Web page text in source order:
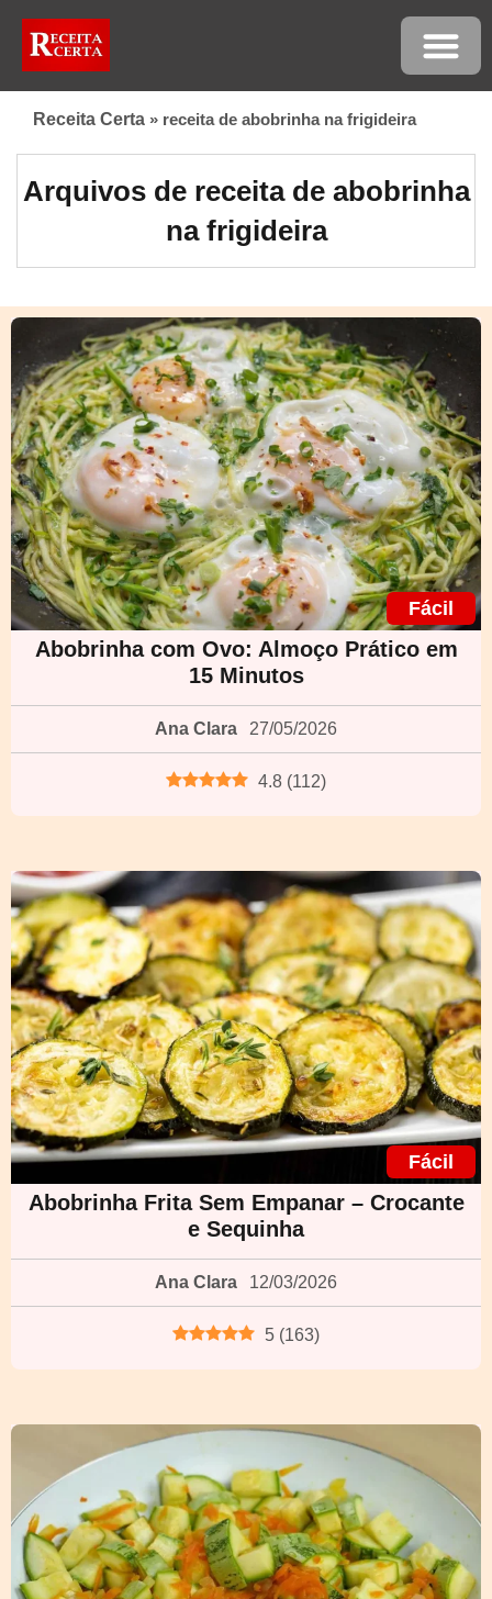
Receita Certa » receita de abobrinha na frigideira
Arquivos de receita de abobrinha
na frigideira
Fácil
Abobrinha com Ovo: Almoço Prático em
15 Minutos
Ana Clara 27/05/2026
4.8 (112)
Fácil
Abobrinha Frita Sem Empanar – Crocante
e Sequinha
Ana Clara 12/03/2026
5 (163)